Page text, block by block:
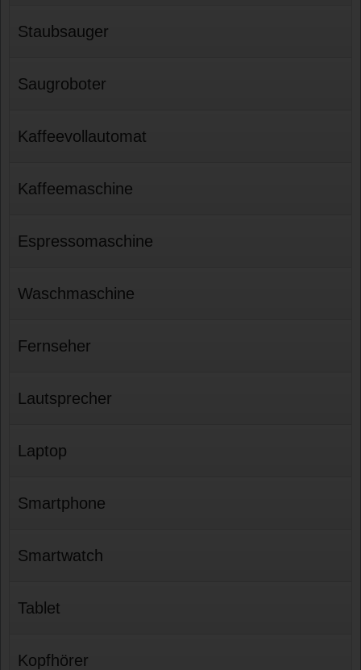
Staubsauger
Saugroboter
Kaffeevollautomat
Kaffeemaschine
Espressomaschine
Waschmaschine
Fernseher
Lautsprecher
Laptop
Smartphone
Smartwatch
Tablet
Kopfhörer